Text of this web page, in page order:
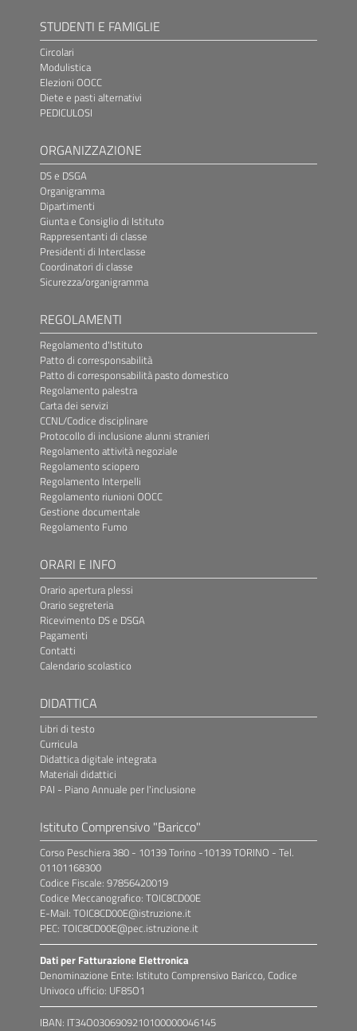
STUDENTI E FAMIGLIE
Circolari
Modulistica
Elezioni OOCC
Diete e pasti alternativi
PEDICULOSI
ORGANIZZAZIONE
DS e DSGA
Organigramma
Dipartimenti
Giunta e Consiglio di Istituto
Rappresentanti di classe
Presidenti di Interclasse
Coordinatori di classe
Sicurezza/organigramma
REGOLAMENTI
Regolamento d'Istituto
Patto di corresponsabilità
Patto di corresponsabilità pasto domestico
Regolamento palestra
Carta dei servizi
CCNL/Codice disciplinare
Protocollo di inclusione alunni stranieri
Regolamento attività negoziale
Regolamento sciopero
Regolamento Interpelli
Regolamento riunioni OOCC
Gestione documentale
Regolamento Fumo
ORARI E INFO
Orario apertura plessi
Orario segreteria
Ricevimento DS e DSGA
Pagamenti
Contatti
Calendario scolastico
DIDATTICA
Libri di testo
Curricula
Didattica digitale integrata
Materiali didattici
PAI - Piano Annuale per l'inclusione
Istituto Comprensivo "Baricco"
Corso Peschiera 380 - 10139 Torino -10139 TORINO - Tel.
01101168300
Codice Fiscale: 97856420019
Codice Meccanografico: TOIC8CD00E
E-Mail: TOIC8CD00E@istruzione.it
PEC: TOIC8CD00E@pec.istruzione.it
Dati per Fatturazione Elettronica
Denominazione Ente: Istituto Comprensivo Baricco, Codice
Univoco ufficio: UF85O1
IBAN: IT34O0306909210100000046145